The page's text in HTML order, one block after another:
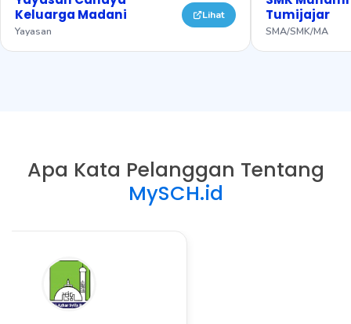
Keluarga Madani
Yayasan
Lihat
Tumijajar
SMA/SMK/MA
Apa Kata Pelanggan Tentang
MySCH.id